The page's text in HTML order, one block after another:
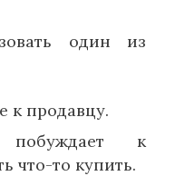
один из
к продавцу.
к
что-то купить.